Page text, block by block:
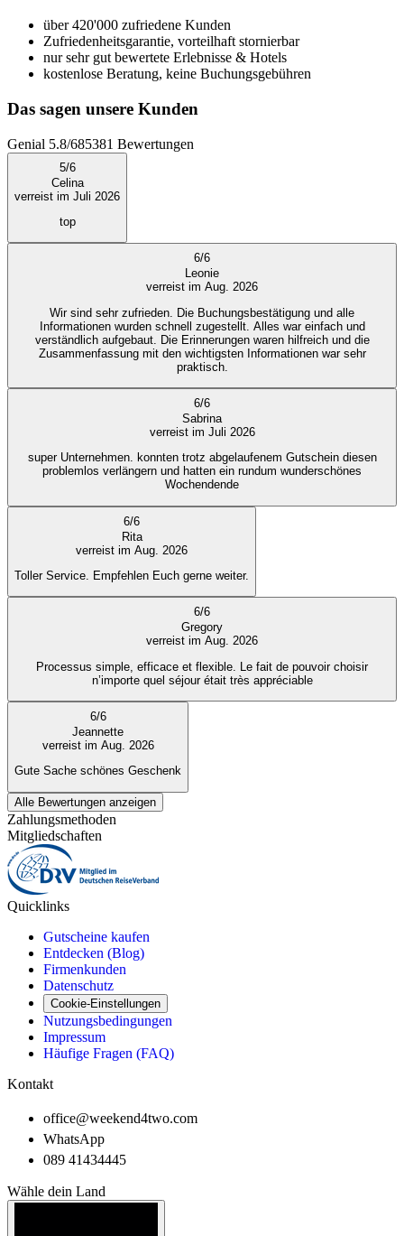
über 420'000 zufriedene Kunden
Zufriedenheitsgarantie, vorteilhaft stornierbar
nur sehr gut bewertete Erlebnisse & Hotels
kostenlose Beratung, keine Buchungsgebühren
Das sagen unsere Kunden
Genial 5.8/685381 Bewertungen
5/6
Celina
verreist im Juli 2026
top
6/6
Leonie
verreist im Aug. 2026
Wir sind sehr zufrieden. Die Buchungsbestätigung und alle
Informationen wurden schnell zugestellt. Alles war einfach und
verständlich aufgebaut. Die Erinnerungen waren hilfreich und die
Zusammenfassung mit den wichtigsten Informationen war sehr
praktisch.
6/6
Sabrina
verreist im Juli 2026
super Unternehmen. konnten trotz abgelaufenem Gutschein diesen
problemlos verlängern und hatten ein rundum wunderschönes
Wochendende
6/6
Rita
verreist im Aug. 2026
Toller Service. Empfehlen Euch gerne weiter.
6/6
Gregory
verreist im Aug. 2026
Processus simple, efficace et flexible. Le fait de pouvoir choisir
n’importe quel séjour était très appréciable
6/6
Jeannette
verreist im Aug. 2026
Gute Sache schönes Geschenk
Alle Bewertungen anzeigen
Zahlungsmethoden
Mitgliedschaften
Quicklinks
Gutscheine kaufen
Entdecken (Blog)
Firmenkunden
Datenschutz
Cookie-Einstellungen
Nutzungsbedingungen
Impressum
Häufige Fragen (FAQ)
Kontakt
office@weekend4two.com
WhatsApp
089 41434445
Wähle dein Land